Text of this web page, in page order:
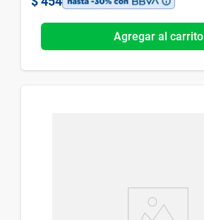
Agregar al carrito